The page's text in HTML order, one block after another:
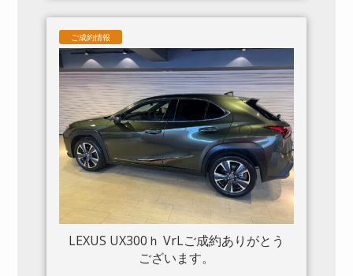
ーディスプレイ アダプティブヘッドラ
イトシステム 入庫しました。
ご成約情報
LEXUS UX300ｈ VrLご成約ありがとう
ございます。